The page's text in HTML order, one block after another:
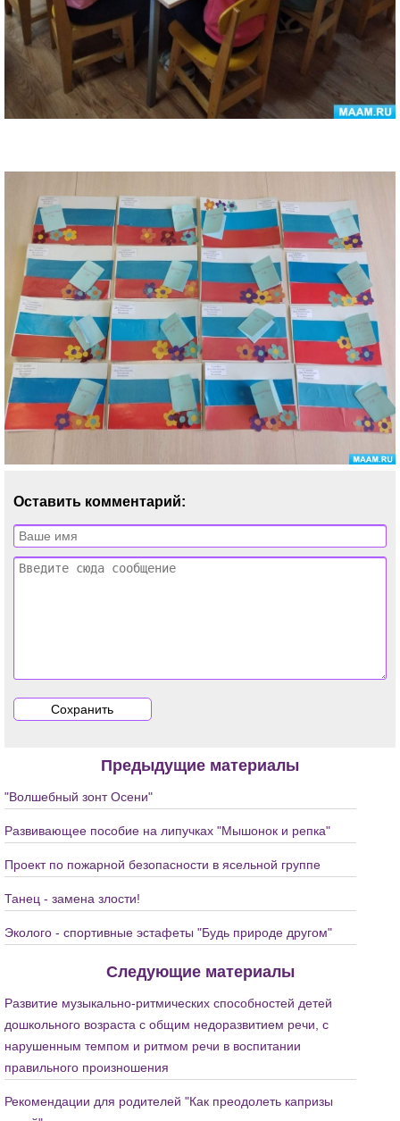
Оставить комментарий:
Предыдущие материалы
"Волшебный зонт Осени"
Развивающее пособие на липучках "Мышонок и репка"
Проект по пожарной безопасности в ясельной группе
Танец - замена злости!
Эколого - спортивные эстафеты "Будь природе другом"
Следующие материалы
Развитие музыкально-ритмических способностей детей
дошкольного возраста с общим недоразвитием речи, с
нарушенным темпом и ритмом речи в воспитании
правильного произношения
Рекомендации для родителей "Как преодолеть капризы